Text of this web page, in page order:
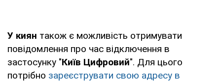
У киян також є можливість отримувати
повідомлення про час відключення в
застосунку "Київ Цифровий". Для цього
потрібно зареєструвати свою адресу в